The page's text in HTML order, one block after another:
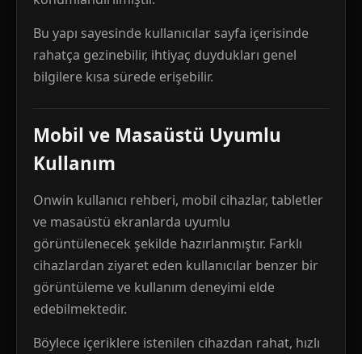
Bu yapı sayesinde kullanıcılar sayfa içerisinde
rahatça gezinebilir, ihtiyaç duydukları genel
bilgilere kısa sürede erişebilir.
Mobil ve Masaüstü Uyumlu
Kullanım
Onwin kullanıcı rehberi, mobil cihazlar, tabletler
ve masaüstü ekranlarda uyumlu
görüntülenecek şekilde hazırlanmıştır. Farklı
cihazlardan ziyaret eden kullanıcılar benzer bir
görüntüleme ve kullanım deneyimi elde
edebilmektedir.
Böylece içeriklere istenilen cihazdan rahat, hızlı